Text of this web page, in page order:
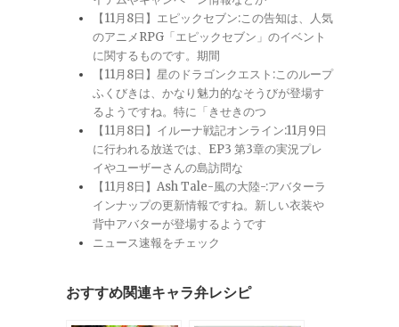
【11月8日】エピックセブン:この告知は、人気
のアニメRPG「エピックセブン」のイベント
に関するものです。期間
【11月8日】星のドラゴンクエスト:このループ
ふくびきは、かなり魅力的なそうびが登場す
るようですね。特に「きせきのつ
【11月8日】イルーナ戦記オンライン:11月9日
に行われる放送では、EP3 第3章の実況プレ
イやユーザーさんの島訪問な
【11月8日】Ash Tale-風の大陸-:アバターラ
インナップの更新情報ですね。新しい衣装や
背中アバターが登場するようです
ニュース速報をチェック
おすすめ関連キャラ弁レシピ